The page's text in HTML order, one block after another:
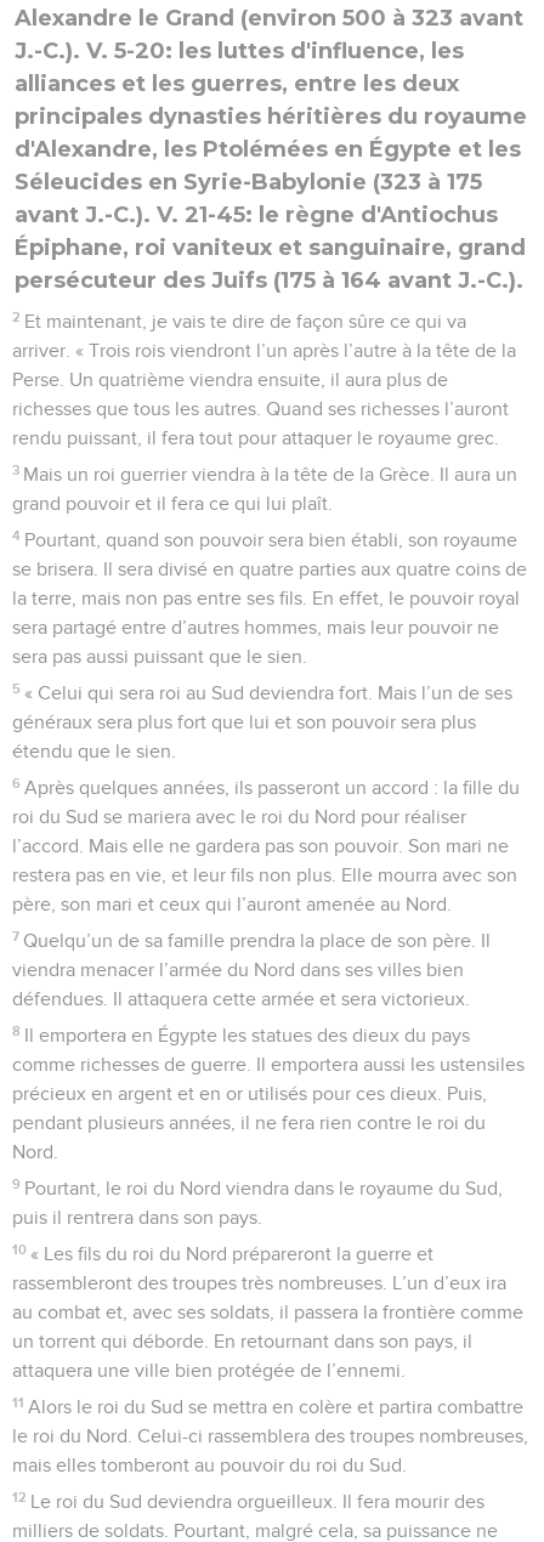
Alexandre le Grand (environ 500 à 323 avant
J.-C.). V. 5-20: les luttes d'influence, les
alliances et les guerres, entre les deux
principales dynasties héritières du royaume
d'Alexandre, les Ptolémées en Égypte et les
Séleucides en Syrie-Babylonie (323 à 175
avant J.-C.). V. 21-45: le règne d'Antiochus
Épiphane, roi vaniteux et sanguinaire, grand
persécuteur des Juifs (175 à 164 avant J.-C.).
2 Et maintenant, je vais te dire de façon sûre ce qui va
arriver. « Trois rois viendront l’un après l’autre à la tête de la
Perse. Un quatrième viendra ensuite, il aura plus de
richesses que tous les autres. Quand ses richesses l’auront
rendu puissant, il fera tout pour attaquer le royaume grec.
3 Mais un roi guerrier viendra à la tête de la Grèce. Il aura un
grand pouvoir et il fera ce qui lui plaît.
4 Pourtant, quand son pouvoir sera bien établi, son royaume
se brisera. Il sera divisé en quatre parties aux quatre coins de
la terre, mais non pas entre ses fils. En effet, le pouvoir royal
sera partagé entre d’autres hommes, mais leur pouvoir ne
sera pas aussi puissant que le sien.
5 « Celui qui sera roi au Sud deviendra fort. Mais l’un de ses
généraux sera plus fort que lui et son pouvoir sera plus
étendu que le sien.
6 Après quelques années, ils passeront un accord : la fille du
roi du Sud se mariera avec le roi du Nord pour réaliser
l’accord. Mais elle ne gardera pas son pouvoir. Son mari ne
restera pas en vie, et leur fils non plus. Elle mourra avec son
père, son mari et ceux qui l’auront amenée au Nord.
7 Quelqu’un de sa famille prendra la place de son père. Il
viendra menacer l’armée du Nord dans ses villes bien
défendues. Il attaquera cette armée et sera victorieux.
8 Il emportera en Égypte les statues des dieux du pays
comme richesses de guerre. Il emportera aussi les ustensiles
précieux en argent et en or utilisés pour ces dieux. Puis,
pendant plusieurs années, il ne fera rien contre le roi du
Nord.
9 Pourtant, le roi du Nord viendra dans le royaume du Sud,
puis il rentrera dans son pays.
10 « Les fils du roi du Nord prépareront la guerre et
rassembleront des troupes très nombreuses. L’un d’eux ira
au combat et, avec ses soldats, il passera la frontière comme
un torrent qui déborde. En retournant dans son pays, il
attaquera une ville bien protégée de l’ennemi.
11 Alors le roi du Sud se mettra en colère et partira combattre
le roi du Nord. Celui-ci rassemblera des troupes nombreuses,
mais elles tomberont au pouvoir du roi du Sud.
12 Le roi du Sud deviendra orgueilleux. Il fera mourir des
milliers de soldats. Pourtant, malgré cela, sa puissance ne